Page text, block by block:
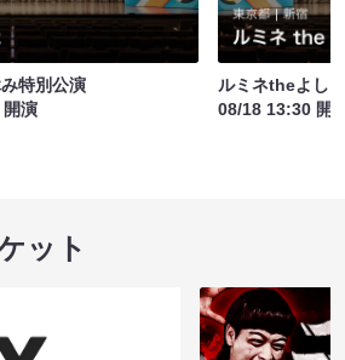
特別公演
演
ルミネtheよし
08/18 13:30 開
ット